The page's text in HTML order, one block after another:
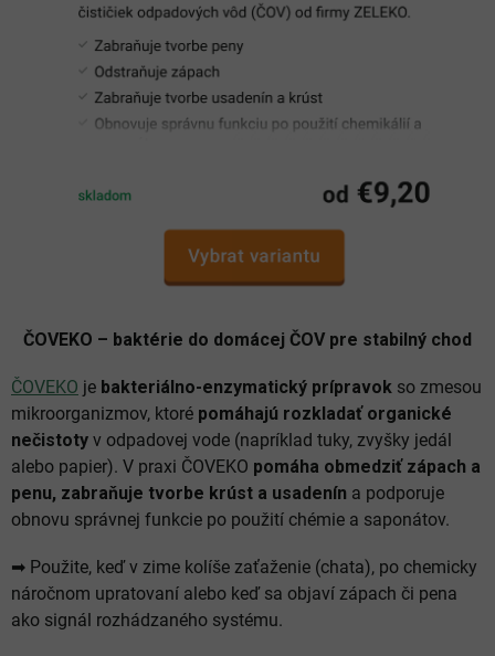
ČOVEKO – baktérie do domácej ČOV pre stabilný chod
ČOVEKO je bakteriálno-enzymatický prípravok so zmesou
mikroorganizmov, ktoré pomáhajú rozkladať organické
nečistoty v odpadovej vode (napríklad tuky, zvyšky jedál
alebo papier). V praxi ČOVEKO pomáha obmedziť zápach a
penu, zabraňuje tvorbe krúst a usadenín a podporuje
obnovu správnej funkcie po použití chémie a saponátov.
➡︎ Použite, keď v zime kolíše zaťaženie (chata), po chemicky
náročnom upratovaní alebo keď sa objaví zápach či pena
ako signál rozhádzaného systému.